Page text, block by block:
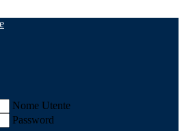
Nome Utente
Password